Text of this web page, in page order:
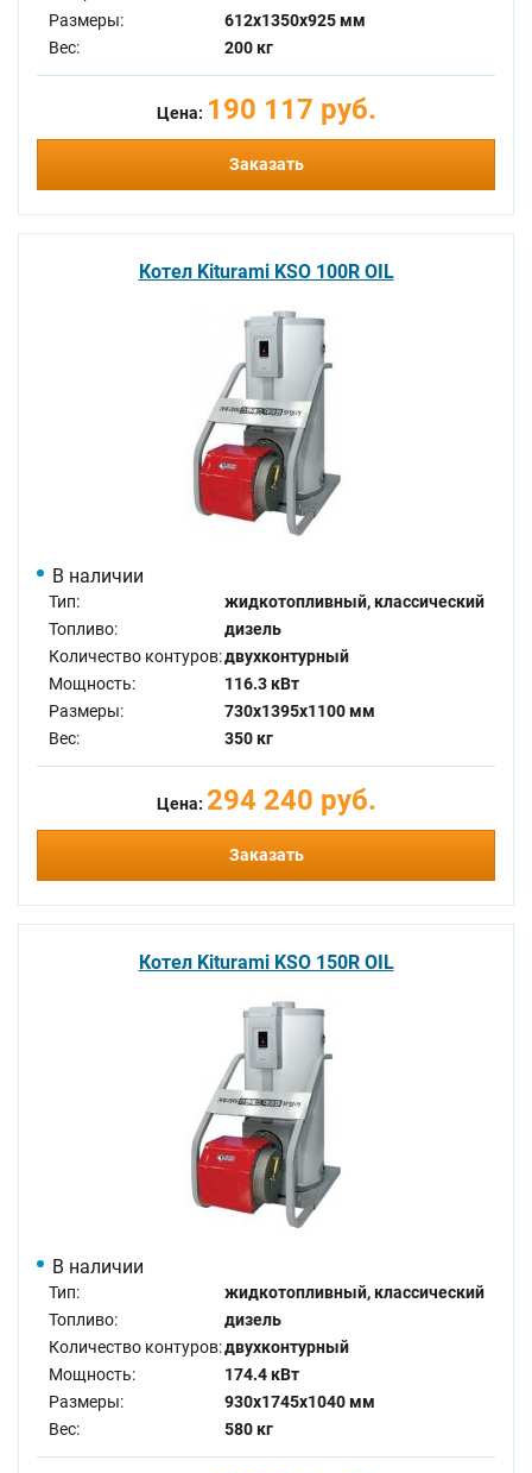
Размеры:
612x1350x925 мм
Вес:
200 кг
Цена: 190 117 руб.
Заказать
Котел Kiturami KSO 100R OIL
В наличии
Тип:
жидкотопливный, классический
Топливо:
дизель
Количество контуров:двухконтурный
Мощность:
116.3 кВт
Размеры:
730x1395x1100 мм
Вес:
350 кг
Цена: 294 240 руб.
Заказать
Котел Kiturami KSO 150R OIL
В наличии
Тип:
жидкотопливный, классический
Топливо:
дизель
Количество контуров:двухконтурный
Мощность:
174.4 кВт
Размеры:
930x1745x1040 мм
Вес:
580 кг